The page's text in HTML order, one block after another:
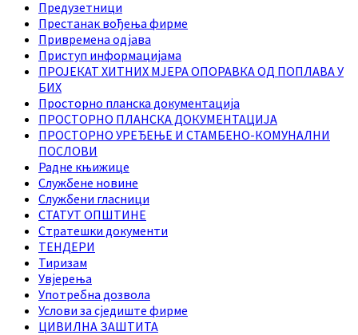
Предузетници
Престанак вођења фирме
Привремена одјава
Приступ информацијама
ПРОЈЕКАТ ХИТНИХ МЈЕРА ОПОРАВКА ОД ПОПЛАВА У
БИХ
Просторно планска документација
ПРОСТОРНО ПЛАНСКА ДОКУМЕНТАЦИЈА
ПРОСТОРНО УРЕЂЕЊЕ И СТАМБЕНО-КОМУНАЛНИ
ПОСЛОВИ
Радне књижице
Службене новине
Службени гласници
СТАТУТ ОПШТИНЕ
Стратешки документи
ТЕНДЕРИ
Тиризам
Увјерења
Употребна дозвола
Услови за сједиште фирме
ЦИВИЛНА ЗАШТИТА